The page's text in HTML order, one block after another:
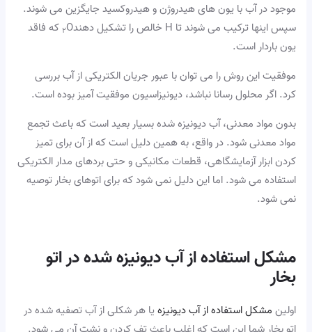
موجود در آب با یون های هیدروژن و هیدروکسید جایگزین می شوند.
سپس اینها ترکیب می شوند تا H خالص را تشکیل دهند
۲ O که فاقد
یون باردار است.
موفقیت این روش را می توان با عبور جریان الکتریکی از آب بررسی
کرد. اگر محلول رسانا نباشد، دیونیزاسیون موفقیت آمیز بوده است.
بدون مواد معدنی، آب دیونیزه شده بسیار بعید است که باعث تجمع
مواد معدنی شود. در واقع، به همین دلیل است که از آن برای تمیز
کردن ابزار آزمایشگاهی، قطعات مکانیکی و حتی بردهای مدار الکتریکی
استفاده می شود. اما این دلیل نمی شود که برای اتوهای بخار توصیه
نمی شود.
مشکل استفاده از آب دیونیزه شده در اتو
بخار
اولین مشکل استفاده از آب دیونیزه یا هر شکلی از آب تصفیه شده در